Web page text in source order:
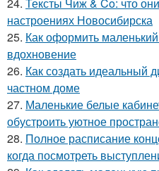
24. Тексты Чиж & Co: что
настроениях Новосибирска
25. Как оформить
вдохновение
26. Как создать идеальный
частном доме
27. Маленькие белые
обустроить уютное
28. Полное расписание
когда посмотреть